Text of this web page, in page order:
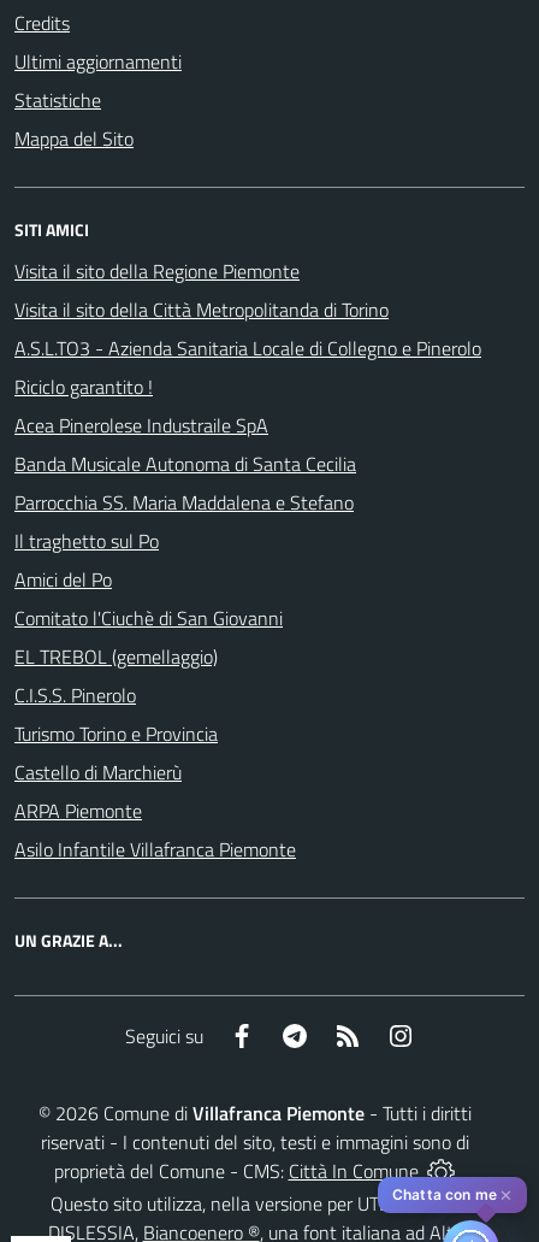
Credits
Ultimi aggiornamenti
Statistiche
Mappa del Sito
SITI AMICI
Visita il sito della Regione Piemonte
Visita il sito della Città Metropolitanda di Torino
A.S.L.TO3 - Azienda Sanitaria Locale di Collegno e Pinerolo
Riciclo garantito !
Acea Pinerolese Industraile SpA
Banda Musicale Autonoma di Santa Cecilia
Parrocchia SS. Maria Maddalena e Stefano
Il traghetto sul Po
Amici del Po
Comitato l'Ciuchè di San Giovanni
EL TREBOL (gemellaggio)
C.I.S.S. Pinerolo
Turismo Torino e Provincia
Castello di Marchierù
ARPA Piemonte
Asilo Infantile Villafranca Piemonte
UN GRAZIE A...
Seguici su Facebook Telegram RSS
© 2026 Comune diVillafranca Piemonte - Tutti i diritti
riservati - I contenuti del sito, testi e immagini sono di
proprietà del Comune - CMS: Città In Comune
Questo sito utilizza, nella versione per UTENTI CON
DISLESSIA, Biancoenero ®, una font italiana ad Alta
Chatta con me ✕